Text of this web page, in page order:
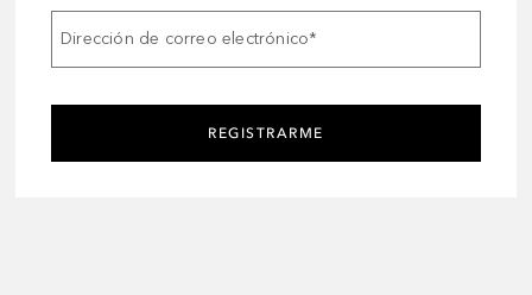
Dirección de correo electrónico*
REGISTRARME